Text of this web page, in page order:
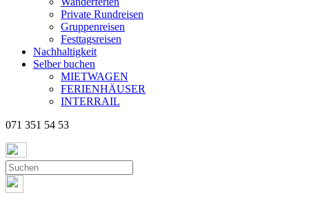
Private Rundreisen
Gruppenreisen
Festtagsreisen
Nachhaltigkeit
Selber buchen
MIETWAGEN
FERIENHÄUSER
INTERRAIL
071 351 54 53